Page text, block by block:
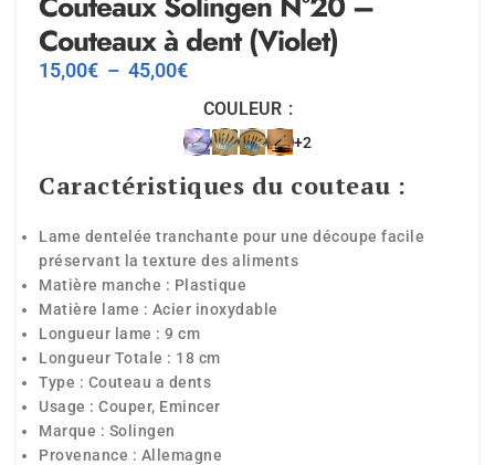
Couteaux à dent (Violet)
15,00€ – 45,00€
COULEUR
+2
Caractéristiques du couteau :
Lame dentelée tranchante pour une découpe facile
préservant la texture des aliments
Matière manche : Plastique
Matière lame : Acier inoxydable
Longueur lame : 9 cm
Longueur Totale : 18 cm
Type : Couteau a dents
Usage : Couper, Emincer
Marque : Solingen
Provenance : Allemagne